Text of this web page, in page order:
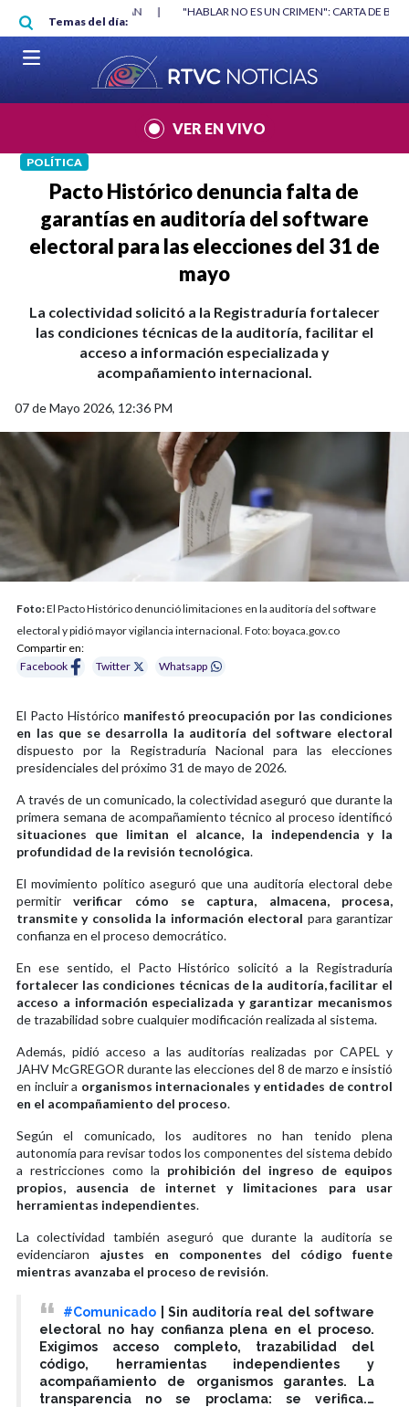
Pasar al contenido principal
Temas del día:
"HABLAR NO ES UN CRIMEN": CARTA DE BETO CORAL |
VER EN VIVO
POLÍTICA
Pacto Histórico denuncia falta de
garantías en auditoría del software
electoral para las elecciones del 31 de
mayo
La colectividad solicitó a la Registraduría fortalecer
las condiciones técnicas de la auditoría, facilitar el
acceso a información especializada y
acompañamiento internacional.
07 de Mayo 2026, 12:36 PM
Foto:El Pacto Histórico denunció limitaciones en la auditoría del software
electoral y pidió mayor vigilancia internacional. Foto: boyaca.gov.co
Compartir en:
Facebook
Twitter Whatsapp
El Pacto Histórico manifestó preocupación por las condiciones
en las que se desarrolla la auditoría del software electoral
dispuesto por la Registraduría Nacional para las elecciones
presidenciales del próximo 31 de mayo de 2026.
A través de un comunicado, la colectividad aseguró que durante la
primera semana de acompañamiento técnico al proceso identificó
situaciones que limitan el alcance, la independencia y la
profundidad de la revisión tecnológica.
El movimiento político aseguró que una auditoría electoral debe
permitirverificar cómo se captura, almacena, procesa,
transmite y consolida la información electoral para garantizar
confianza en el proceso democrático.
En ese sentido, el Pacto Histórico solicitó a la Registraduría
fortalecer las condiciones técnicas de la auditoría, facilitar el
acceso a información especializada y garantizar mecanismos
de trazabilidad sobre cualquier modificación realizada al sistema.
Además, pidió acceso a las auditorías realizadas por CAPEL y
JAHV McGREGOR durante las elecciones del 8 de marzo e insistió
en incluir a organismos internacionales y entidades de control
en el acompañamiento del proceso.
Según el comunicado, los auditores no han tenido plena
autonomía para revisar todos los componentes del sistema debido
a restricciones como la prohibición del ingreso de equipos
propios, ausencia de internet y limitaciones para usar
herramientas independientes.
La colectividad también aseguró que durante la auditoría se
evidenciaron ajustes en componentes del código fuente
mientras avanzaba el proceso de revisión.
#Comunicado | Sin auditoría real del software
electoral no hay confianza plena en el proceso.
Exigimos acceso completo, trazabilidad del
código, herramientas independientes y
acompañamiento de organismos garantes. La
transparencia no se proclama: se verifica.…